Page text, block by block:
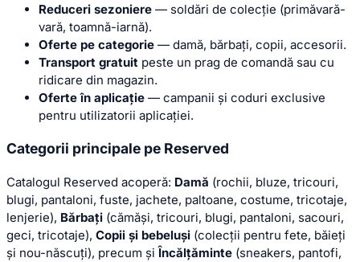
Reduceri sezoniere — soldări de colecție (primăvară-
vară, toamnă-iarnă).
Oferte pe categorie — damă, bărbați, copii, accesorii.
Transport gratuit peste un prag de comandă sau cu
ridicare din magazin.
Oferte în aplicație — campanii și coduri exclusive
pentru utilizatorii aplicației.
Categorii principale pe Reserved
Catalogul Reserved acoperă: Damă (rochii, bluze, tricouri,
blugi, pantaloni, fuste, jachete, paltoane, costume, tricotaje,
lenjerie), Bărbați (cămăși, tricouri, blugi, pantaloni, sacouri,
geci, tricotaje), Copii și bebeluși (colecții pentru fete, băieți
și nou-născuți), precum șiÎncălțăminte (sneakers, pantofi,